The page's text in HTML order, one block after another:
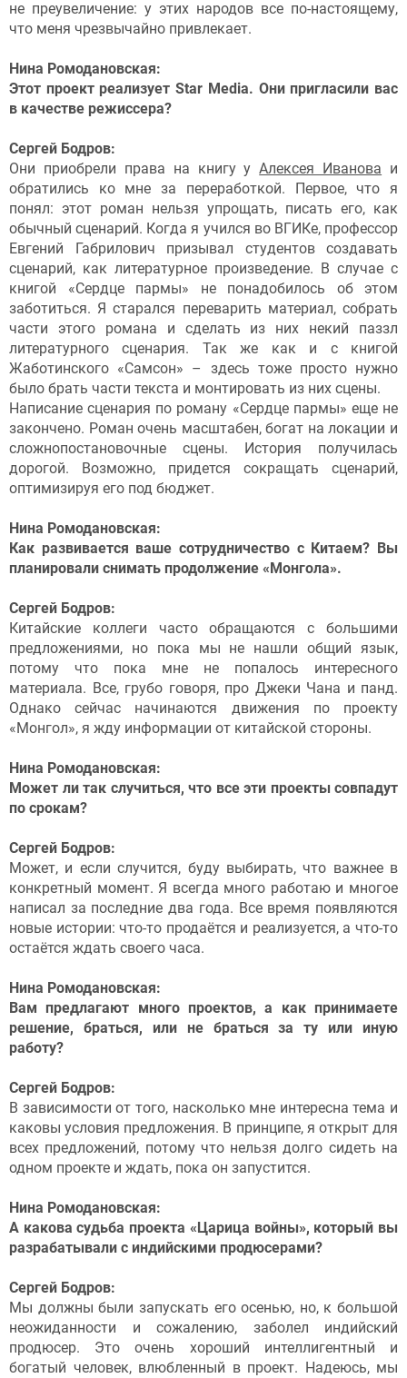
не преувеличение: у этих народов все по-настоящему,
что меня чрезвычайно привлекает.
Нина Ромодановская:
Этот проект реализует Star Media. Они пригласили вас
в качестве режиссера?
Сергей Бодров:
Они приобрели права на книгу уАлексея Иванова и
обратились ко мне за переработкой. Первое, что я
понял: этот роман нельзя упрощать, писать его, как
обычный сценарий. Когда я учился во ВГИКе, профессор
Евгений Габрилович призывал студентов создавать
сценарий, как литературное произведение. В случае с
книгой «Сердце пармы» не понадобилось об этом
заботиться. Я старался переварить материал, собрать
части этого романа и сделать из них некий паззл
литературного сценария. Так же как и с книгой
Жаботинского «Самсон» – здесь тоже просто нужно
было брать части текста и монтировать из них сцены.
Написание сценария по роману «Сердце пармы» еще не
закончено. Роман очень масштабен, богат на локации и
сложнопостановочные сцены. История получилась
дорогой. Возможно, придется сокращать сценарий,
оптимизируя его под бюджет.
Нина Ромодановская:
Как развивается ваше сотрудничество с Китаем? Вы
планировали снимать продолжение «Монгола».
Сергей Бодров:
Китайские коллеги часто обращаются с большими
предложениями, но пока мы не нашли общий язык,
потому что пока мне не попалось интересного
материала. Все, грубо говоря, про Джеки Чана и панд.
Однако сейчас начинаются движения по проекту
«Монгол», я жду информации от китайской стороны.
Нина Ромодановская:
Может ли так случиться, что все эти проекты совпадут
по срокам?
Сергей Бодров:
Может, и если случится, буду выбирать, что важнее в
конкретный момент. Я всегда много работаю и многое
написал за последние два года. Все время появляются
новые истории: что-то продаётся и реализуется, а что-то
остаётся ждать своего часа.
Нина Ромодановская:
Вам предлагают много проектов, а как принимаете
решение, браться, или не браться за ту или иную
работу?
Сергей Бодров:
В зависимости от того, насколько мне интересна тема и
каковы условия предложения. В принципе, я открыт для
всех предложений, потому что нельзя долго сидеть на
одном проекте и ждать, пока он запустится.
Нина Ромодановская:
А какова судьба проекта «Царица войны», который вы
разрабатывали с индийскими продюсерами?
Сергей Бодров:
Мы должны были запускать его осенью, но, к большой
неожиданности и сожалению, заболел индийский
продюсер. Это очень хороший интеллигентный и
богатый человек, влюбленный в проект. Надеюсь, мы